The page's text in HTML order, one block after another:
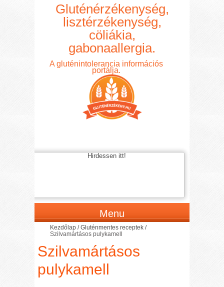
Gluténérzékenység,
lisztérzékenység,
cöliákia,
gabonaallergia.
A gluténintolerancia információs
portálja.
Hirdessen itt!
Menu
Kezdőlap /Gluténmentes receptek /
Szilvamártásos pulykamell
Szilvamártásos
pulykamell